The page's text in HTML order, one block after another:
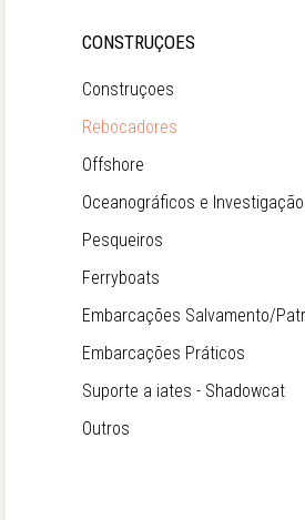
CONSTRUÇOES
Construçoes
Rebocadores
Offshore
Oceanográficos e Investigação
Pesqueiros
Ferryboats
Embarcações Salvamento/
Embarcações Práticos
Suporte a iates - Shadowcat
Outros